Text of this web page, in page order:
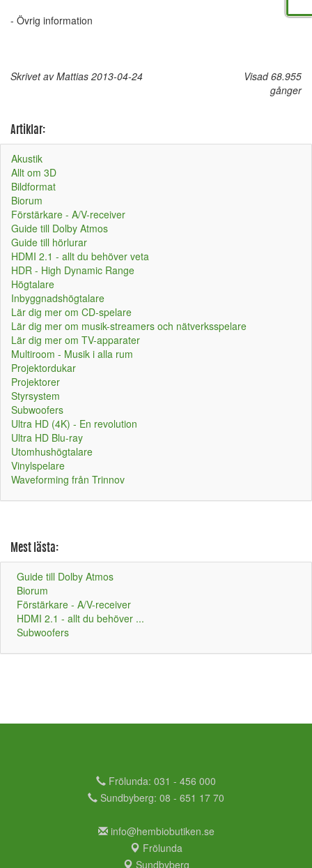
- Övrig information
Skrivet av Mattias 2013-04-24
Visad 68.955
gånger
Artiklar:
Akustik
Allt om 3D
Bildformat
Biorum
Förstärkare - A/V-receiver
Guide till Dolby Atmos
Guide till hörlurar
HDMI 2.1 - allt du behöver veta
HDR - High Dynamic Range
Högtalare
Inbyggnadshögtalare
Lär dig mer om CD-spelare
Lär dig mer om musik-streamers och nätverksspelare
Lär dig mer om TV-apparater
Multiroom - Musik i alla rum
Projektordukar
Projektorer
Styrsystem
Subwoofers
Ultra HD (4K) - En revolution
Ultra HD Blu-ray
Utomhushögtalare
Vinylspelare
Waveforming från Trinnov
Mest lästa:
Guide till Dolby Atmos
Biorum
Förstärkare - A/V-receiver
HDMI 2.1 - allt du behöver ...
Subwoofers
Frölunda: 031 - 456 000
Sundbyberg: 08 - 651 17 70
info@hembiobutiken.se
Frölunda
Sundbyberg